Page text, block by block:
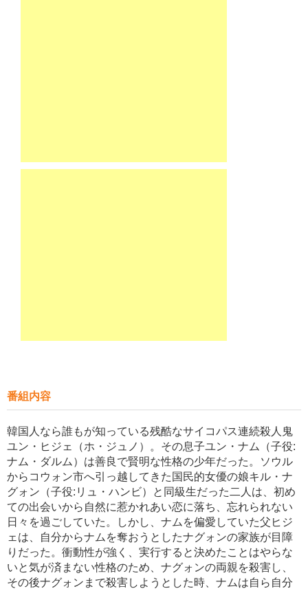
番組内容
韓国人なら誰もが知っている残酷なサイコパス連続殺人鬼
ユン・ヒジェ（ホ・ジュノ）。その息子ユン・ナム（子役:
ナム・ダルム）は善良で賢明な性格の少年だった。ソウル
からコウォン市へ引っ越してきた国民的女優の娘キル・ナ
グォン（子役:リュ・ハンビ）と同級生だった二人は、初め
ての出会いから自然に惹かれあい恋に落ち、忘れられない
日々を過ごしていた。しかし、ナムを偏愛していた父ヒジ
ェは、自分からナムを奪おうとしたナグォンの家族が目障
りだった。衝動性が強く、実行すると決めたことはやらな
いと気が済まない性格のため、ナグォンの両親を殺害し、
その後ナグォンまで殺害しようとした時、ナムは自ら自分